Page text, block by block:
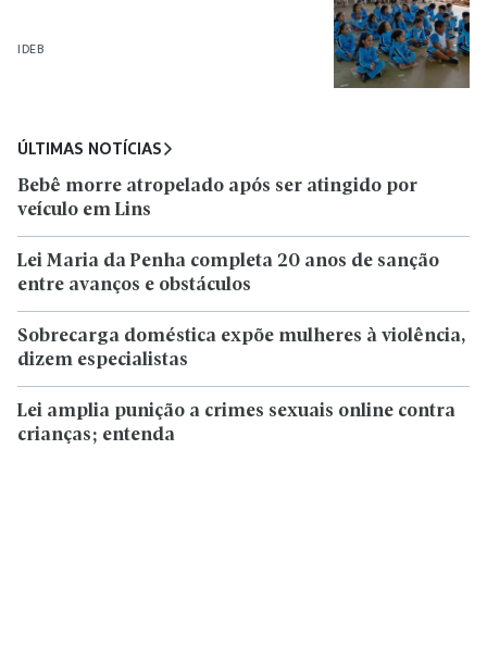
IDEB
ÚLTIMAS NOTÍCIAS
Bebê morre atropelado após ser atingido por
veículo em Lins
Lei Maria da Penha completa 20 anos de sanção
entre avanços e obstáculos
Sobrecarga doméstica expõe mulheres à violência,
dizem especialistas
Lei amplia punição a crimes sexuais online contra
crianças; entenda